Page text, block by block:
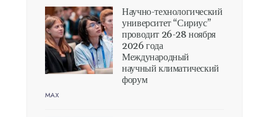
Научно-технологический
университет “Сириус”
проводит 26-28 ноября
2026 года
Международный
научный климатический
форум
MAX